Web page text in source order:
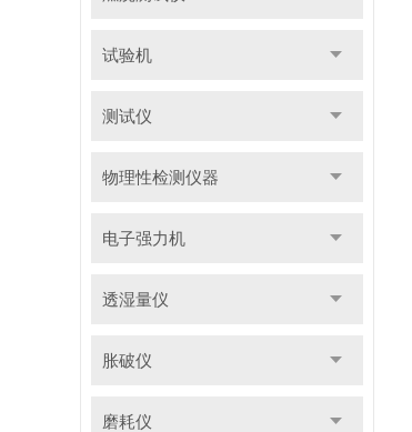
试验机
测试仪
物理性检测仪器
电子强力机
透湿量仪
胀破仪
磨耗仪